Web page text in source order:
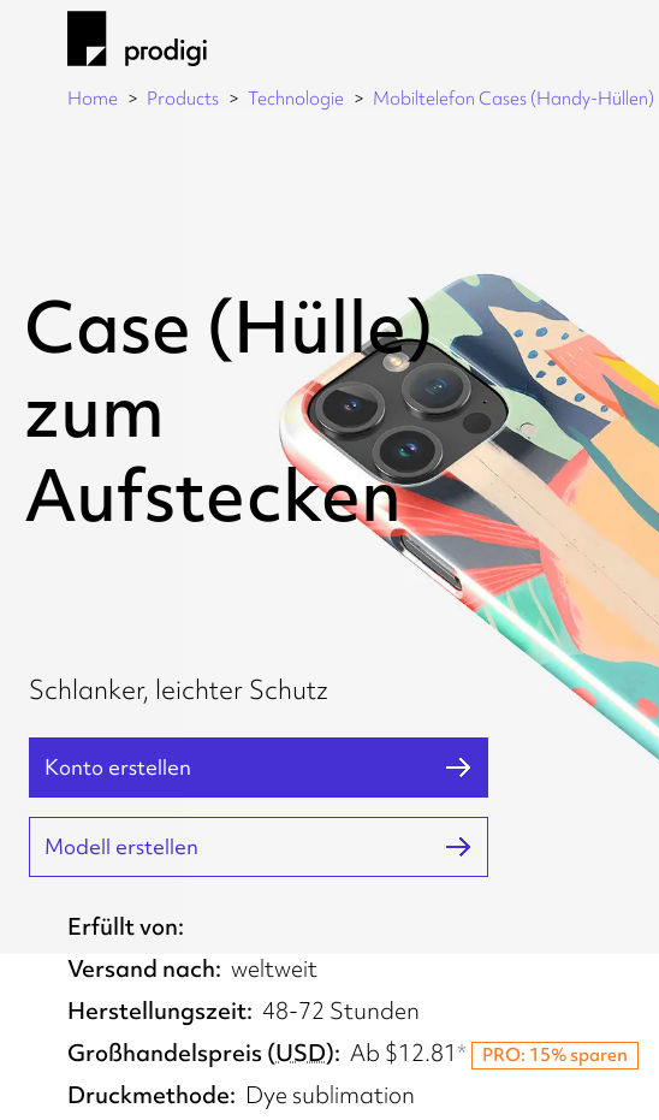
Home Products Technologie Mobiltelefon Cases (Handy-Hüllen)
Case (Hülle)
zum
Aufstecken
Schlanker, leichter Schutz
Konto erstellen
Modell erstellen
Erfüllt von
Versand nach weltweit
Herstellungszeit 48-72 Stunden
Großhandelspreis(USD) Ab $12.81* PRO: 15% sparen
Druckmethode
Dye sublimation